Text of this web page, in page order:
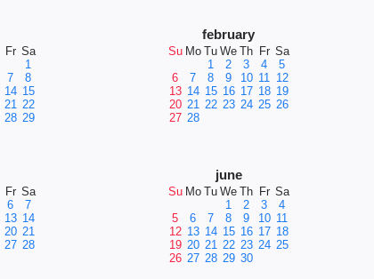
Fr Sa
1
7
8
14 15
21 22
28 29
february
Su Mo Tu We Th Fr Sa
1
2 3 4
5
6
7 8 9 10 11 12
13 14 15 16 17 18 19
20 21 22 23 24 25 26
27 28
Fr Sa
6
7
13 14
20 21
27 28
june
Su Mo Tu We Th Fr Sa
1
2 3
4
5
6 7 8 9 10 11
12 13 14 15 16 17 18
19 20 21 22 23 24 25
26 27 28 29 30